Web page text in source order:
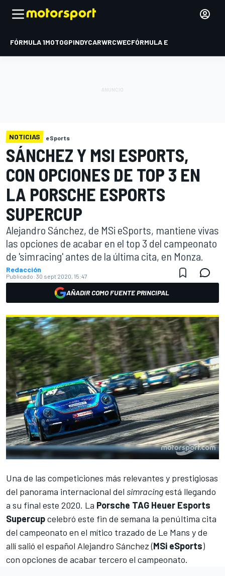
FÓRMULA 1MOTOGPINDYCARWRCWECFÓRMULA E
NOTICIAS eSports
SÁNCHEZ Y MSI ESPORTS,
CON OPCIONES DE TOP 3 EN
LA PORSCHE ESPORTS
SUPERCUP
Alejandro Sánchez, de MSi eSports, mantiene vivas
las opciones de acabar en el top 3 del campeonato
de 'simracing' antes de la última cita, en Monza.
Redacción
Publicado: 30 sept 2020, 15:47
AÑADIR COMO FUENTE PRINCIPAL
Una de las competiciones más relevantes y prestigiosas
del panorama internacional del simracingestá llegando
a su final este 2020. La Porsche TAG Heuer Esports
Supercupcelebró este fin de semana la penúltima cita
del campeonato en el mítico trazado de Le Mans y de
allí salió el español Alejandro Sánchez (MSi eSports)
con opciones de acabar tercero el campeonato.